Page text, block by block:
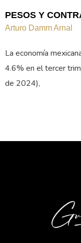
PESOS Y
Arturo Damm Arnal
La economía
4.6% en el tercer
de 2024),